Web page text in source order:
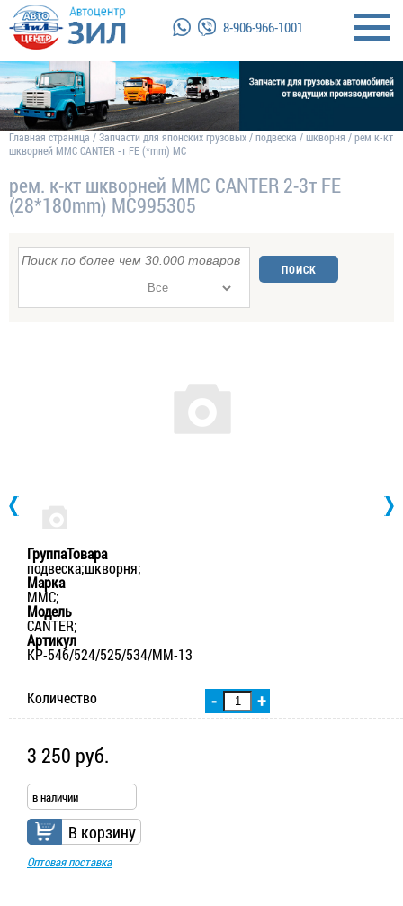
8-906-966-1001
Главная страница /Запчасти для японских грузовых/подвеска /шкворня /рем к-кт
шкворней MMC CANTER -т FE (*mm) MC
рем. к-кт шкворней MMC CANTER 2-3т FE
(28*180mm) MC995305
ГруппаТовара
подвеска;шкворня;
Марка
MMC;
Модель
CANTER;
Артикул
KP-546/524/525/534/ММ-13
+
-
Количество
3 250 руб.
в наличии
В корзину
Оптовая поставка